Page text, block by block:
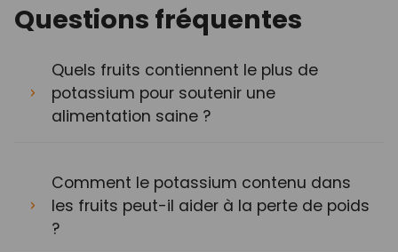
Questions fréquentes
Quels fruits contiennent le plus de
potassium pour soutenir une
alimentation saine ?
Comment le potassium contenu dans
les fruits peut-il aider à la perte de poids
?